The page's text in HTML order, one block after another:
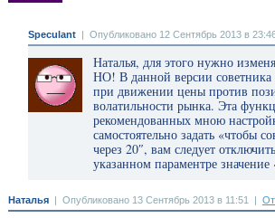
Speculant | Опубликовано 12 Сентябрь 2013 в
Наталья, для этого нужно
НО! В данной версии советника
при движении цены против
волатильности рынка. Эта
рекомендованных мною
самостоятельно задать «чтобы
через 20″, вам следует
указанном параментре
Наталья | Опубликовано 13 Сентябрь 2013 в 11:51 |